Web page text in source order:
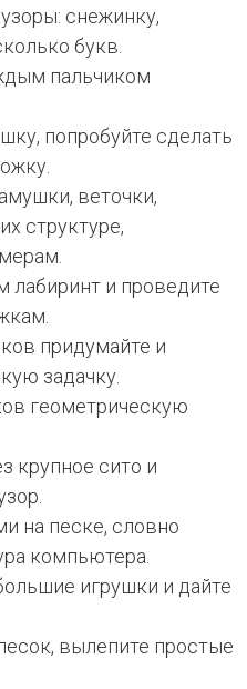
снежинку,
букв.
пальчиком
попробуйте сделать
веточки,
структуре,
лабиринт и проведите
придумайте и
задачку.
геометрическую
крупное сито и
на песке, словно
компьютера.
игрушки и дайте
вылепите простые